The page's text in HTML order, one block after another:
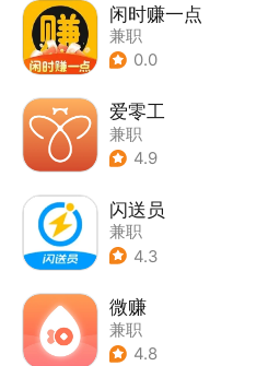
闲时赚一点
兼职
0.0
爱零工
兼职
4.9
闪送员
兼职
4.3
微赚
兼职
4.8